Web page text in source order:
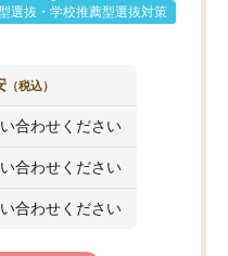
選抜・学校推薦型選抜対策
（税込）
合わせください
合わせください
合わせください